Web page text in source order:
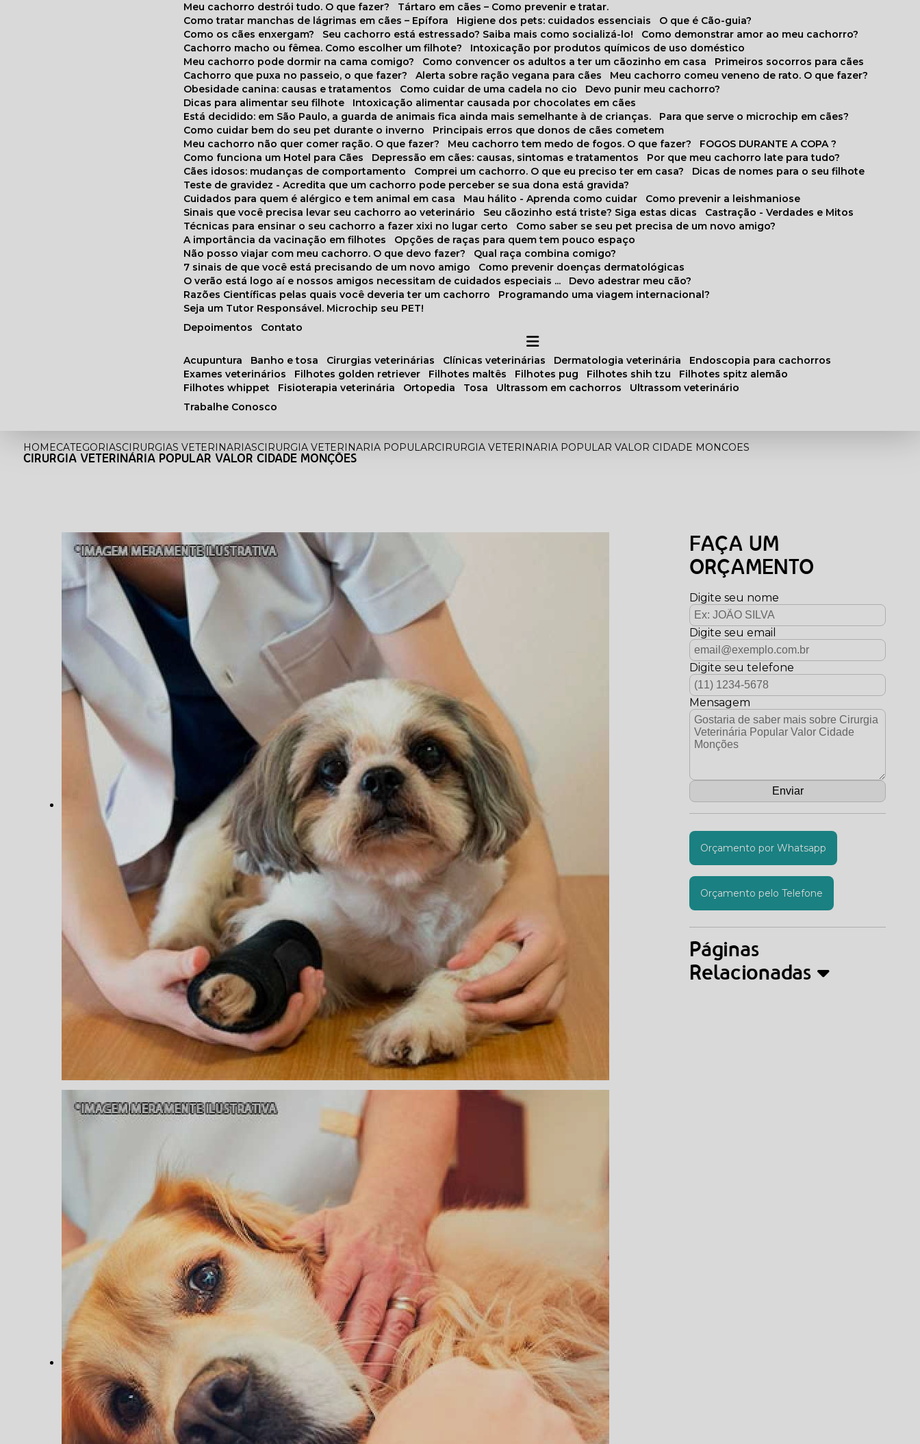
Depoimentos
Meu cachorro destrói tudo. O que fazer?
Tártaro em cães – Como prevenir e tratar.
Como tratar manchas de lágrimas em cães – Epífora
Higiene dos pets: cuidados essenciais
O que é Cão-guia?
Como os cães enxergam?
Seu cachorro está estressado? Saiba mais como socializá-lo!
Como demonstrar amor ao meu cachorro?
Cachorro macho ou fêmea. Como escolher um filhote?
Intoxicação por produtos químicos de uso doméstico
Meu cachorro pode dormir na cama comigo?
Como convencer os adultos a ter um cãozinho em casa
Primeiros socorros para cães
Cachorro que puxa no passeio, o que fazer?
Alerta sobre ração vegana para cães
Meu cachorro comeu veneno de rato. O que fazer?
Obesidade canina: causas e tratamentos
Como cuidar de uma cadela no cio
Devo punir meu cachorro?
Dicas para alimentar seu filhote
Intoxicação alimentar causada por chocolates em cães
Está decidido: em São Paulo, a guarda de animais fica ainda mais semelhante à de crianças.
Para que serve o microchip em cães?
Como cuidar bem do seu pet durante o inverno
Principais erros que donos de cães cometem
Meu cachorro não quer comer ração. O que fazer?
Meu cachorro tem medo de fogos. O que fazer?
FOGOS DURANTE A COPA ?
Como funciona um Hotel para Cães
Depressão em cães: causas, sintomas e tratamentos
Por que meu cachorro late para tudo?
Cães idosos: mudanças de comportamento
Comprei um cachorro. O que eu preciso ter em casa?
Dicas de nomes para o seu filhote
Teste de gravidez - Acredita que um cachorro pode perceber se sua dona está gravida?
Cuidados para quem é alérgico e tem animal em casa
Mau hálito - Aprenda como cuidar
Como prevenir a leishmaniose
Sinais que você precisa levar seu cachorro ao veterinário
Seu cãozinho está triste? Siga estas dicas
Castração - Verdades e Mitos
Técnicas para ensinar o seu cachorro a fazer xixi no lugar certo
Como saber se seu pet precisa de um novo amigo?
A importância da vacinação em filhotes
Opções de raças para quem tem pouco espaço
Não posso viajar com meu cachorro. O que devo fazer?
Qual raça combina comigo?
7 sinais de que você está precisando de um novo amigo
Como prevenir doenças dermatológicas
O verão está logo aí e nossos amigos necessitam de cuidados especiais ...
Devo adestrar meu cão?
Razões Científicas pelas quais você deveria ter um cachorro
Programando uma viagem internacional?
Seja um Tutor Responsável. Microchip seu PET!
Contato
acupuntura banho e tosa cirurgias veterinárias clínicas veterinárias dermatologia veterinária
endoscopia para cachorros
exames veterinários
filhotes golden retriever filhotes maltês filhotes pug filhotes shih tzu
filhotes spitz alemão
filhotes whippet
fisioterapia veterinária ortopedia tosa ultrassom em cachorros
ultrassom veterinário
Trabalhe Conosco
HOMECATEGORIASCIRURGIAS VETERINARIASCIRURGIA VETERINARIA POPULARCIRURGIA VETERINARIA POPULAR VALOR CIDADE MONCOES
CIRURGIA VETERINÁRIA POPULAR VALOR CIDADE MONÇÕES
FAÇA UM
ORÇAMENTO
Digite seu nome
Digite seu email
Digite seu telefone
Mensagem
Orçamento por Whatsapp
Orçamento pelo Telefone
Páginas
Relacionadas